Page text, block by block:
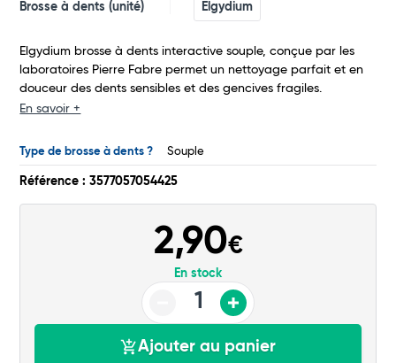
Brosse à dents (unité) Elgydium
Elgydium brosse à dents interactive souple, conçue par les
laboratoires Pierre Fabre permet un nettoyage parfait et en
douceur des dents sensibles et des gencives fragiles.
En savoir +
Type de brosse à dents ? Souple
Référence : 3577057054425
2,90€
En stock
Ajouter au panier